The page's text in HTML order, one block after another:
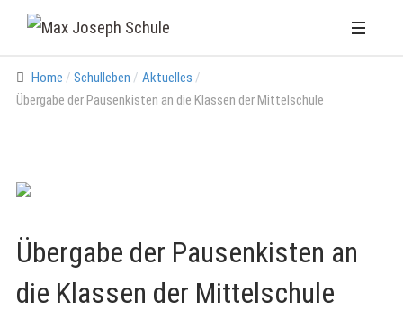
Home Schulleben
Aktuelles
Übergabe der Pausenkisten an die Klassen der Mittelschule
Übergabe der Pausenkisten an
die Klassen der Mittelschule